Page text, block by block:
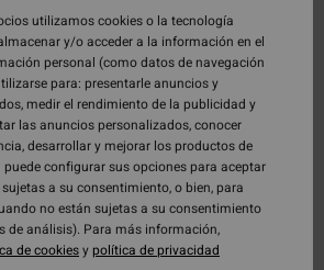
utilizamos cookies o la tecnología
y/o acceder a la información en el
personal (como datos de navegación
para: presentarle anuncios y
medir el rendimiento de la publicidad y
las anuncios personalizados, conocer
desarrollar y mejorar los productos de
puede configurar sus opciones para aceptar
a su consentimiento, o bien, para
no están sujetas a su consentimiento
de análisis). Para más información,
de cookiesypolítica de privacidad